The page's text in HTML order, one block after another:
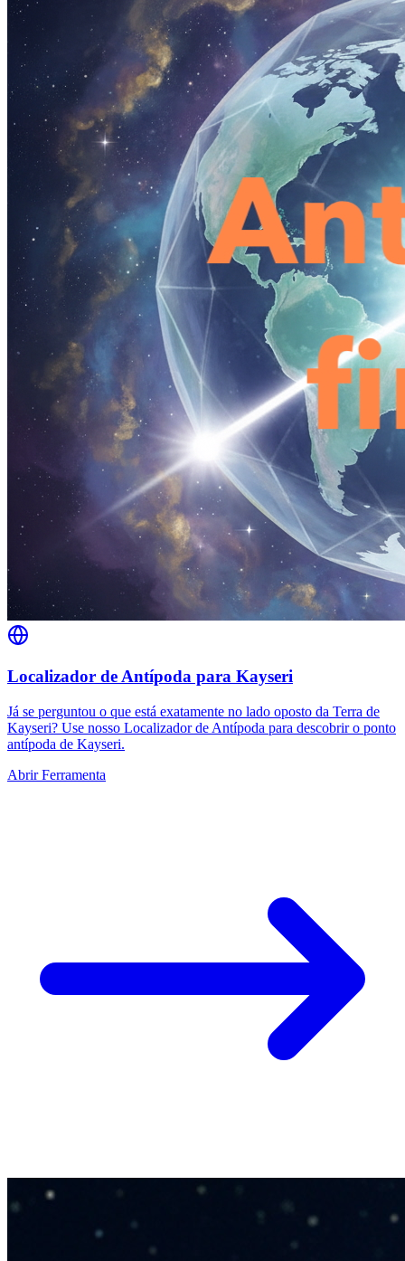
Localizador de Antípoda para Kayseri
Já se perguntou o que está exatamente no lado oposto da Terra de
Kayseri? Use nosso Localizador de Antípoda para descobrir o ponto
antípoda de Kayseri.
Abrir Ferramenta